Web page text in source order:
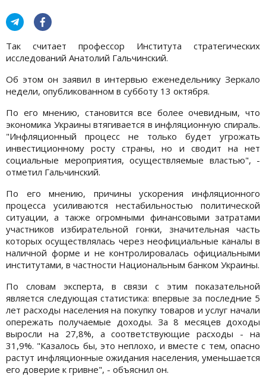
Так считает профессор Института стратегических
исследований Анатолий Гальчинский.
Об этом он заявил в интервью еженедельнику Зеркало
недели, опубликованном в субботу 13 октября.
По его мнению, становится все более очевидным, что
экономика Украины втягивается в инфляционную спираль.
"Инфляционный процесс не только будет угрожать
инвестиционному росту страны, но и сводит на нет
социальные мероприятия, осуществляемые властью", -
отметил Гальчинский.
По его мнению, причины ускорения инфляционного
процесса усиливаются нестабильностью политической
ситуации, а также огромными финансовыми затратами
участников избирательной гонки, значительная часть
которых осуществлялась через неофициальные каналы в
наличной форме и не контролировалась официальными
институтами, в частности Национальным банком Украины.
По словам эксперта, в связи с этим показательной
является следующая статистика: впервые за последние 5
лет расходы населения на покупку товаров и услуг начали
опережать получаемые доходы. За 8 месяцев доходы
выросли на 27,8%, а соответствующие расходы - на
31,9%. "Казалось бы, это неплохо, и вместе с тем, опасно
растут инфляционные ожидания населения, уменьшается
его доверие к гривне", - объяснил он.